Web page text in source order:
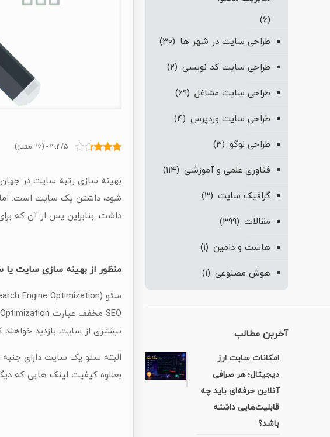
۳.۴/۵ - (۱۶ امتیاز)
بهینه سازی رتبه سایت در
شود، داشتن یک سایت است. اما
داشت. بنابراین پس از آن که
منظور از بهینه سازی سایت
بیشتری از سایت بازدید خواهند
البته سئو یک سایت دارای
بعلاوه کیفیت لینک هایی که
(۶)
طراحی سایت در شهر ها (۳۰)
طراحی سایت کد نویسی (۲)
طراحی سایت مشاغل (۶۹)
طراحی سایت وردپرس (۴)
طراحی لوگو (۳)
فناوری علمی و آموزشی (۱۱۴)
گرافیک سایت (۳)
مقالات (۳۹۹)
هاست و دامین (۱)
هوش مصنوعی (۱)
آخرین مطالب
امکانات سایت ارز
دیجیتال؛ هر صرافی
آنلاین حرفه‌ای باید چه
قابلیت‌هایی داشته
باشد؟